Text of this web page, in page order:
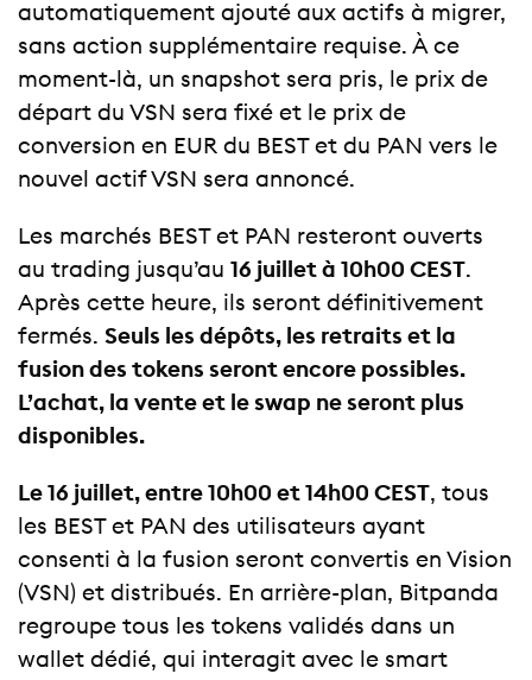
automatiquement ajouté aux actifs à migrer,
sans action supplémentaire requise. À ce
moment-là, un snapshot sera pris, le prix de
départ du VSN sera fixé et le prix de
conversion en EUR du BEST et du PAN vers le
nouvel actif VSN sera annoncé.
Les marchés BEST et PAN resteront ouverts
au trading jusqu’au 16 juillet à 10h00 CEST.
Après cette heure, ils seront définitivement
fermés. Seuls les dépôts, les retraits et la
fusion des tokens seront encore possibles.
L’achat, la vente et le swap ne seront plus
disponibles.
Le 16 juillet, entre 10h00 et 14h00 CEST, tous
les BEST et PAN des utilisateurs ayant
consenti à la fusion seront convertis en Vision
(VSN) et distribués. En arrière-plan, Bitpanda
regroupe tous les tokens validés dans un
wallet dédié, qui interagit avec le smart